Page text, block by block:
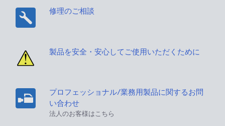
修理のご相談
製品を安全・安心してご使用いただくために
プロフェッショナル/業務用製品に関するお問
い合わせ
法人のお客様はこちら